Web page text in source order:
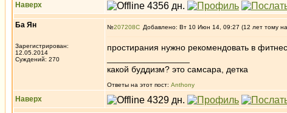
Наверх
Ба Ян
Зарегистрирован:
12.05.2014
Суждений: 270
№207208 Добавлено: Вт 10 Июн 14, 09:27 (12 лет тому
простирания нужно рекомендовать в
какой буддизм? это самсара, детка
Ответы на этот пост: Anthony
Наверх